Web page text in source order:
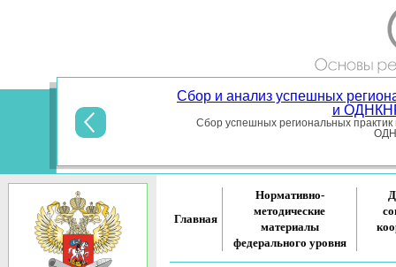
Сбор и анализ успешных
и
Сбор успешных региональных
Главная
Нормативно-
методические
материалы
федерального уровня